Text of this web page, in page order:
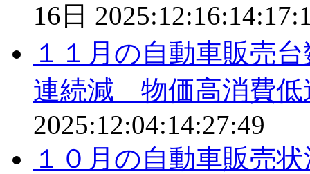
16日
１１月の自動車販
連続減 物価高消費低
2025:12:04:14:27:49
１０月の自動車販売